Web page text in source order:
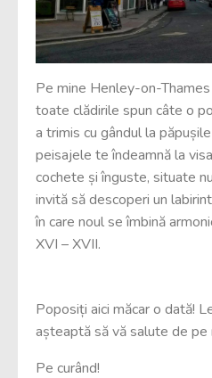
Pe mine Henley-on-
toate clădirile spun câte o
a trimis cu gândul la
peisajele te îndeamnă la
cochete și înguste, situate
invită să descoperi un
în care noul se îmbină
XVI – XVII.
Poposiți aici măcar o dată!
așteaptă să vă salute de pe
Pe curând!